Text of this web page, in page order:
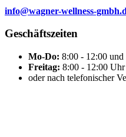
info@wagner-wellness-
Geschäftszeiten
Mo-Do: 8:00 - 12:00
Freitag: 8:00 - 12:00 Uhr
oder nach telefonischer